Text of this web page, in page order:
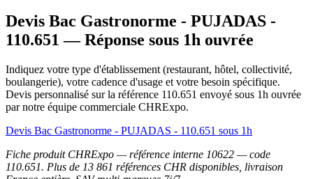
Devis Bac Gastronorme - PUJADAS -
110.651 — Réponse sous 1h ouvrée
Indiquez votre type d'établissement (restaurant, hôtel, collectivité,
boulangerie), votre cadence d'usage et votre besoin spécifique.
Devis personnalisé sur la référence 110.651 envoyé sous 1h ouvrée
par notre équipe commerciale CHRExpo.
Devis Bac Gastronorme - PUJADAS - 110.651 sous 1h
Fiche produit CHRExpo — référence interne 10622 — code
110.651. Plus de 13 861 références CHR disponibles, livraison